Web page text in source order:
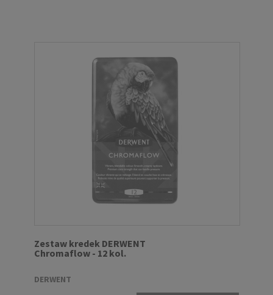
Zestaw kredek DERWENT
Chromaflow - 12 kol.
DERWENT